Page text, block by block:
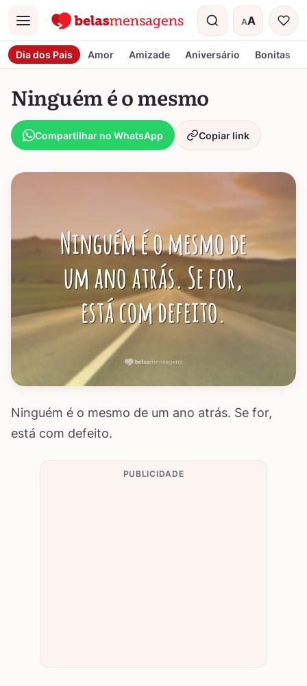
Menu AA
Tamanho do
Dia dos Pais Amor Amizade Aniversário Bonitas
Ninguém é o mesmo
Compartilhar no WhatsApp Copiar link
Ninguém é o mesmo de um ano atrás. Se for,
está com defeito.
PUBLICIDADE